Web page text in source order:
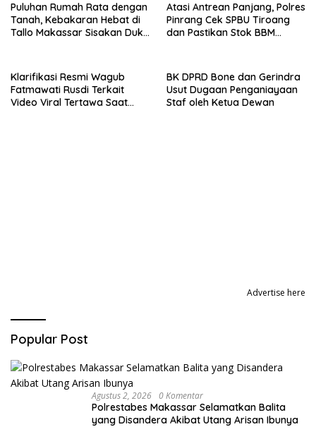
Puluhan Rumah Rata dengan
Tanah, Kebakaran Hebat di
Tallo Makassar Sisakan Duka
Atasi Antrean Panjang, Polres
Pinrang Cek SPBU Tiroang
dan Pastikan Stok BBM
Klarifikasi Resmi Wagub
Fatmawati Rusdi Terkait
Video Viral Tertawa Saat
BK DPRD Bone dan Gerindra
Usut Dugaan Penganiayaan
Staf oleh Ketua Dewan
Advertise here
Popular Post
Agustus 2, 2026 0 Komentar
Polrestabes Makassar Selamatkan Balita
yang Disandera Akibat Utang Arisan Ibunya